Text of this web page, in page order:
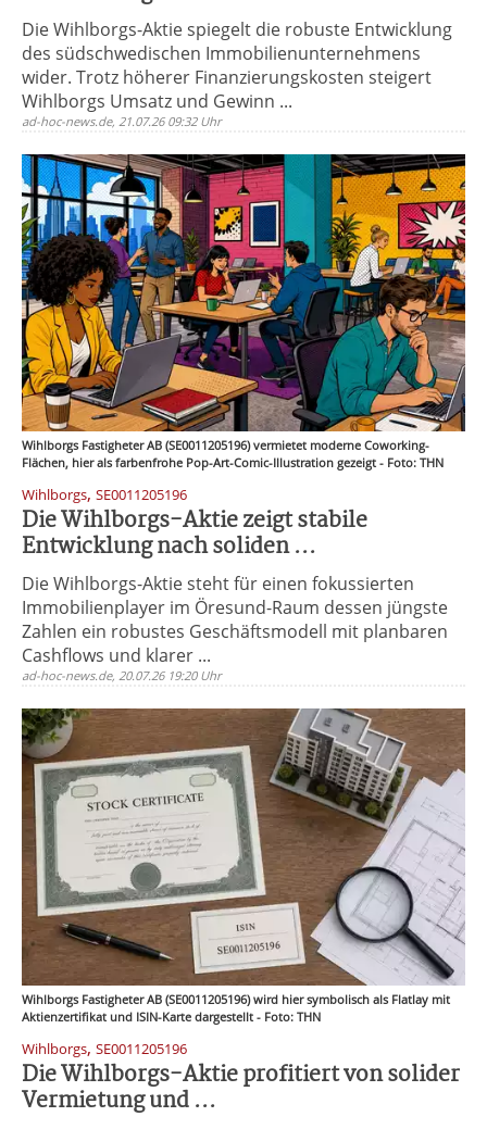
Die Wihlborgs-Aktie spiegelt die robuste Entwicklung
des südschwedischen Immobilienunternehmens
wider. Trotz höherer Finanzierungskosten steigert
Wihlborgs Umsatz und Gewinn ...
ad-hoc-news.de, 21.07.26 09:32 Uhr
Wihlborgs Fastigheter AB (SE0011205196) vermietet moderne Coworking-
Flächen, hier als farbenfrohe Pop-Art-Comic-Illustration gezeigt - Foto: THN
Wihlborgs, SE0011205196
Die Wihlborgs-Aktie zeigt stabile
Entwicklung nach soliden ...
Die Wihlborgs-Aktie steht für einen fokussierten
Immobilienplayer im Öresund-Raum dessen jüngste
Zahlen ein robustes Geschäftsmodell mit planbaren
Cashflows und klarer ...
ad-hoc-news.de, 20.07.26 19:20 Uhr
Wihlborgs Fastigheter AB (SE0011205196) wird hier symbolisch als Flatlay mit
Aktienzertifikat und ISIN-Karte dargestellt - Foto: THN
Wihlborgs, SE0011205196
Die Wihlborgs-Aktie profitiert von solider
Vermietung und ...